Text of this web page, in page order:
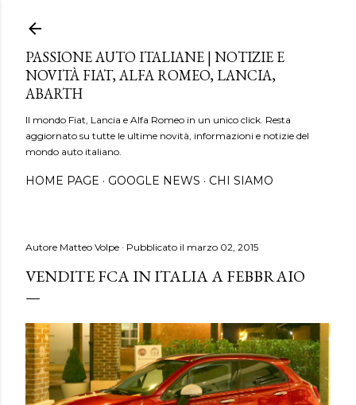
PASSIONE AUTO ITALIANE | NOTIZIE E
NOVITÀ FIAT, ALFA ROMEO, LANCIA,
ABARTH
Il mondo Fiat, Lancia e Alfa Romeo in un unico click. Resta
aggiornato su tutte le ultime novità, informazioni e notizie del
mondo auto italiano.
HOME PAGE GOOGLE NEWS CHI SIAMO
Autore Matteo Volpe Pubblicato il marzo 02, 2015
VENDITE FCA IN ITALIA A FEBBRAIO